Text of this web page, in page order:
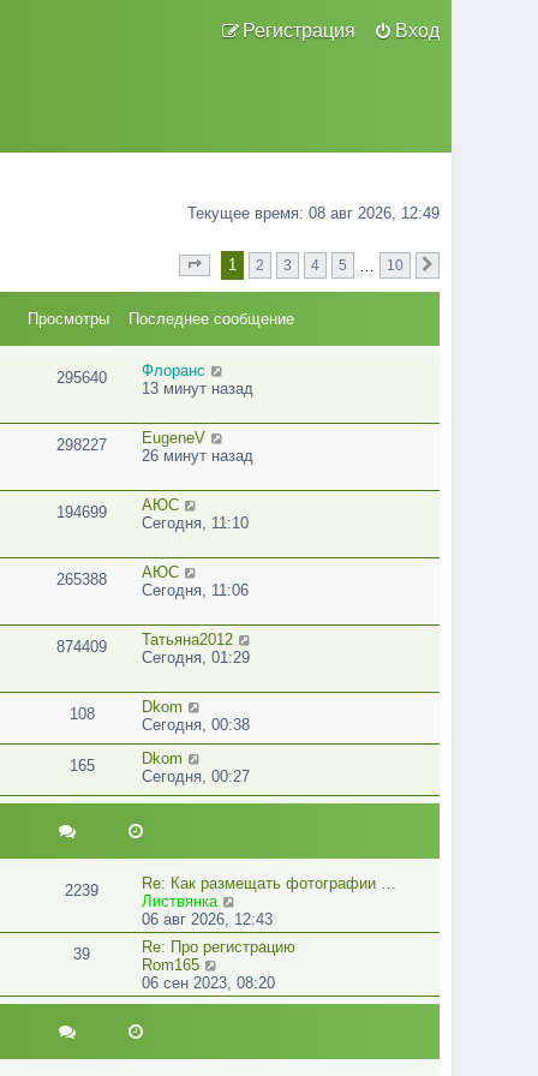
Вход
Регистрация
Текущее время: 08 авг 2026, 12:49
Страница из 10
1 2 3 4 5 10
Просмотры Последнее сообщение
295640
Флоранс
13 минут назад
298227
EugeneV
26 минут назад
194699
АЮС
Сегодня, 11:10
265388
АЮС
Сегодня, 11:06
874409
Татьяна2012
Сегодня, 01:29
108
Dkom
Сегодня, 00:38
165
Dkom
Сегодня, 00:27
2239
Re: Как размещать фотографии …
Листвянка
е
р
е
т
и
о
06 авг 2026, 12:43
39
Re: Про регистрацию
Rom165
е
р
06 сен 2023, 08:20